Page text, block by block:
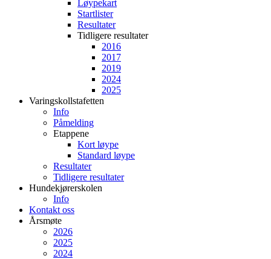
Løypekart
Startlister
Resultater
Tidligere resultater
2016
2017
2019
2024
2025
Varingskollstafetten
Info
Påmelding
Etappene
Kort løype
Standard løype
Resultater
Tidligere resultater
Hundekjørerskolen
Info
Kontakt oss
Årsmøte
2026
2025
2024